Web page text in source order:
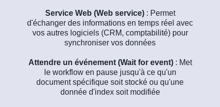
Service Web (Web service) : Permet
d'échanger des informations en temps réel avec
vos autres logiciels (CRM, comptabilité) pour
synchroniser vos données
Attendre un événement (Wait for event): Met
le workflow en pause jusqu'à ce qu'un
document spécifique soit stocké ou qu'une
donnée d'index soit modifiée